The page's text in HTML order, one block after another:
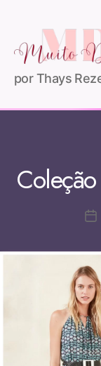
por Thays